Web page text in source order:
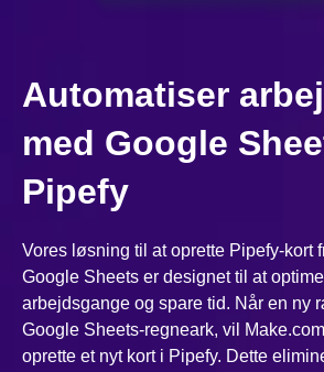
Automatiser
med Google
Pipefy
Vores løsning til at oprette Pipefy-kort
Google Sheets er designet til at
arbejdsgange og spare tid. Når en ny
Google Sheets-regneark, vil
oprette et nyt kort i Pipefy. Dette